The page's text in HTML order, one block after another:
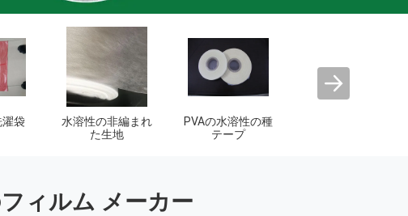
ィルム メーカー